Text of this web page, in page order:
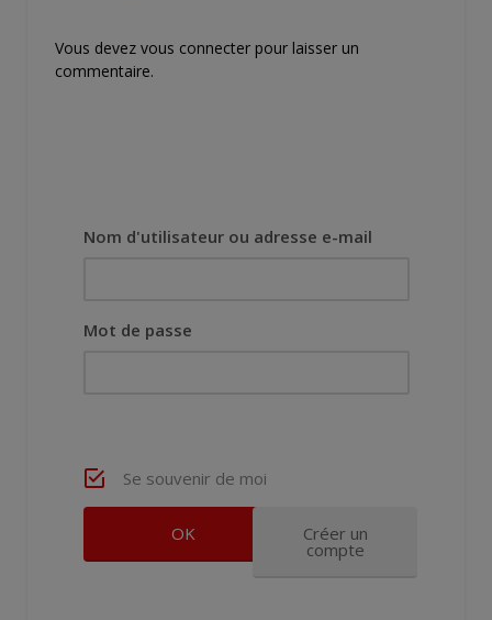
Vous devez vous connecter pour laisser un
commentaire.
Nom d'utilisateur ou adresse e-mail
Mot de passe
Se souvenir de moi
Créer un
compte